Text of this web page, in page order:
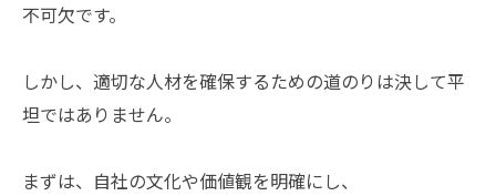
不可欠です。
しかし、適切な人材を確保するための道のりは決して平
坦ではありません。
まずは、自社の文化や価値観を明確にし、